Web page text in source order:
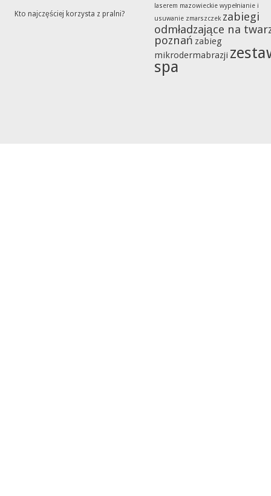
Kto najczęściej korzysta z pralni?
laserem mazowieckie wypełnianie i
usuwanie zmarszczek zabiegi
odmładzające na
poznań zabieg
mikrodermabrazji
spa